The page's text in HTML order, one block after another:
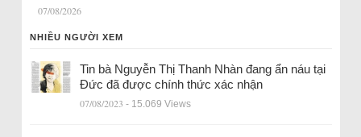
07/08/2026
NHIỀU NGƯỜI XEM
Tin bà Nguyễn Thị Thanh Nhàn đang ẩn náu tại
Đức đã được chính thức xác nhận
07/08/2023 - 15.069 Views